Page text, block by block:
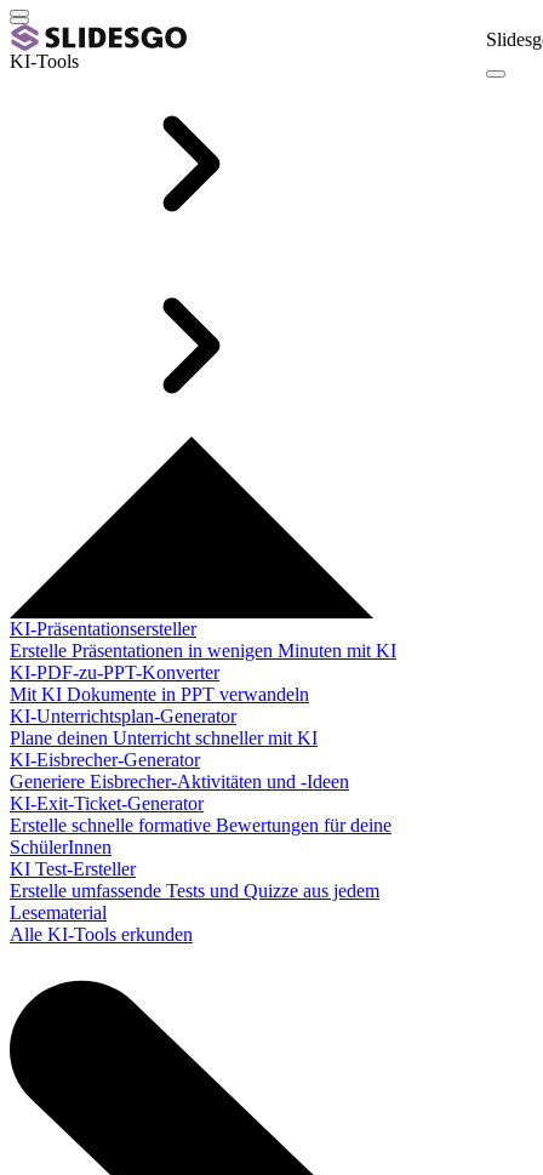
KI-Tools
KI-Präsentationsersteller
Erstelle Präsentationen in wenigen Minuten mit KI
KI-PDF-zu-PPT-Konverter
Mit KI Dokumente in PPT verwandeln
KI-Unterrichtsplan-Generator
Plane deinen Unterricht schneller mit KI
KI-Eisbrecher-Generator
Generiere Eisbrecher-Aktivitäten und -Ideen
KI-Exit-Ticket-Generator
Erstelle schnelle formative Bewertungen für deine
SchülerInnen
KI Test-Ersteller
Erstelle umfassende Tests und Quizze aus jedem
Lesematerial
Alle KI-Tools erkunden